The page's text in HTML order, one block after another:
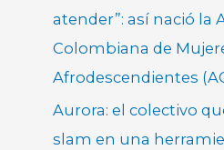
atender”: así nació la
Colombiana de
Afrodescendientes
Aurora: el colectivo
slam en una